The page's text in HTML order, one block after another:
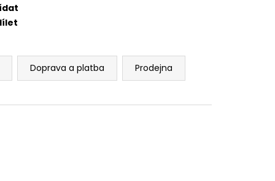
Doprava a platba
Prodejna